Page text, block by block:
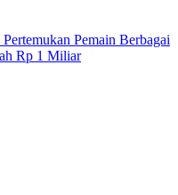
Pemain Berbagai
Rp 1 Miliar